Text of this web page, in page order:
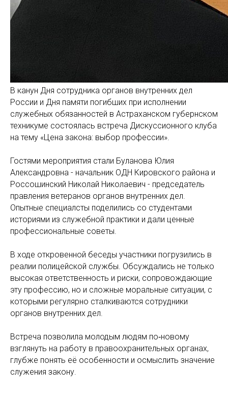
В канун Дня сотрудника органов внутренних дел
России и Дня памяти погибших при исполнении
служебных обязанностей в Астраханском губернском
техникуме состоялась встреча Дискуссионного клуба
на тему «Цена закона: выбор профессии».
Гостями мероприятия стали Буланова Юлия
Александровна - начальник ОДН Кировского района и
Россошинский Николай Николаевич - председатель
правления ветеранов органов внутренних дел.
Опытные специалсты поделились со студентами
историями из служебной практики и дали ценные
профессиональные советы.
В ходе откровенной беседы участники погрузились в
реалии полицейской службы. Обсуждались не только
высокая ответственность и риски, сопровождающие
эту профессию, но и сложные моральные ситуации, с
которыми регулярно сталкиваются сотрудники
органов внутренних дел.
Встреча позволила молодым людям по‑новому
взглянуть на работу в правоохранительных органах,
глубже понять её особенности и осмыслить значение
служения закону.